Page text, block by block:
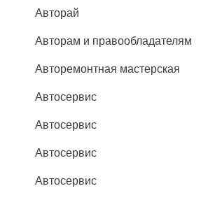
Авторай
Авторам и правообладателям
Авторемонтная мастерская
Автосервис
Автосервис
Автосервис
Автосервис